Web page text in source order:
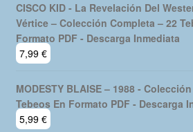
CISCO KID - La Revelación Del
Vértice – Colección Completa – 22
Formato PDF - Descarga Inmediata
7,99 €
MODESTY BLAISE – 1988 -
Tebeos En Formato PDF - Descarga
5,99 €